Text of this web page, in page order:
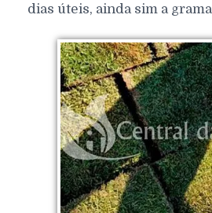
dias úteis, ainda sim a